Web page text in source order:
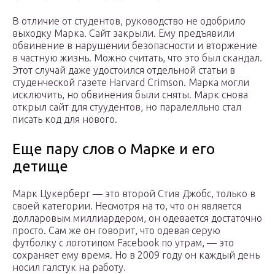
В отличие от студентов, руководство не одобрило
выходку Марка. Сайт закрыли. Ему предъявили
обвинение в нарушении безопасности и вторжение
в частную жизнь. Можно считать, что это был скандал.
Этот случай даже удостоился отдельной статьи в
студенческой газете Harvard Crimson. Марка могли
исключить, но обвинения были сняты. Марк снова
открыл сайт для стуудентов, но паралелльно стал
писать код для нового.
Еще пару слов о Марке и его
детище
Марк Цукерберг — это второй Стив Джобс, только в
своей категории. Несмотря на то, что он является
долларовым миллиардером, он одевается достаточно
просто. Сам же он говорит, что одевая серую
футболку с логотипом Facebook по утрам, — это
сохраняет ему время. Но в 2009 году он каждый день
носил галстук на работу.